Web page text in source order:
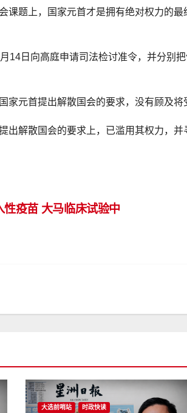
课题上，国家元首才是拥有绝对权力的
14日向高庭申请司法检讨准令，并分别
家元首提出解散国会的要求，没有顾及将
出解散国会的要求上，已滥用其权力，
疫苗 大马临床试验中
大选前哨站 时政快读